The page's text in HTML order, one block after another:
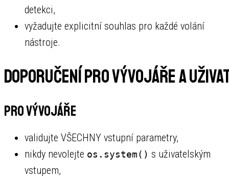
detekci,
vyžadujte explicitní souhlas pro každé volání
nástroje.
Doporučení pro vývojáře a
Pro vývojáře
validujte VŠECHNY vstupní parametry,
nikdy nevolejte os.system() s uživatelským
vstupem,